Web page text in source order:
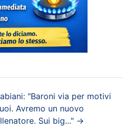
"Baroni via per motivi
Avremo un nuovo
Sui big..." →